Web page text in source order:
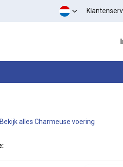
Bekijk alles Charmeuse voering